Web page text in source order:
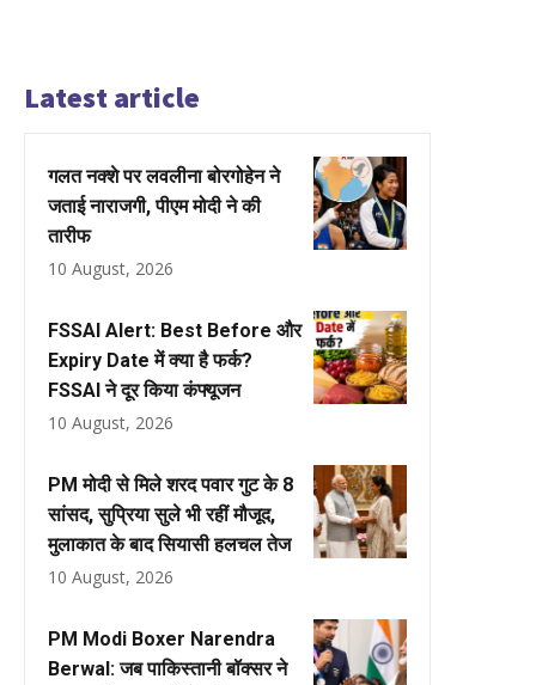
Latest article
गलत नक्शे पर लवलीना बोरगोहेन ने
जताई नाराजगी, पीएम मोदी ने की
तारीफ
10 August, 2026
FSSAI Alert: Best Before और
Expiry Date में क्या है फर्क?
FSSAI ने दूर किया कंफ्यूजन
10 August, 2026
PM मोदी से मिले शरद पवार गुट के 8
सांसद, सुप्रिया सुले भी रहीं मौजूद,
मुलाकात के बाद सियासी हलचल तेज
10 August, 2026
PM Modi Boxer Narendra
Berwal: जब पाकिस्तानी बॉक्सर ने